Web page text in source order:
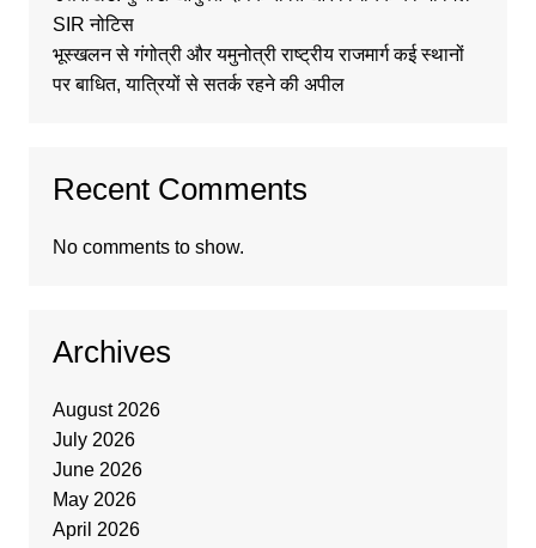
SIR नोटिस
भूस्खलन से गंगोत्री और यमुनोत्री राष्ट्रीय राजमार्ग कई स्थानों
पर बाधित, यात्रियों से सतर्क रहने की अपील
Recent Comments
No comments to show.
Archives
August 2026
July 2026
June 2026
May 2026
April 2026